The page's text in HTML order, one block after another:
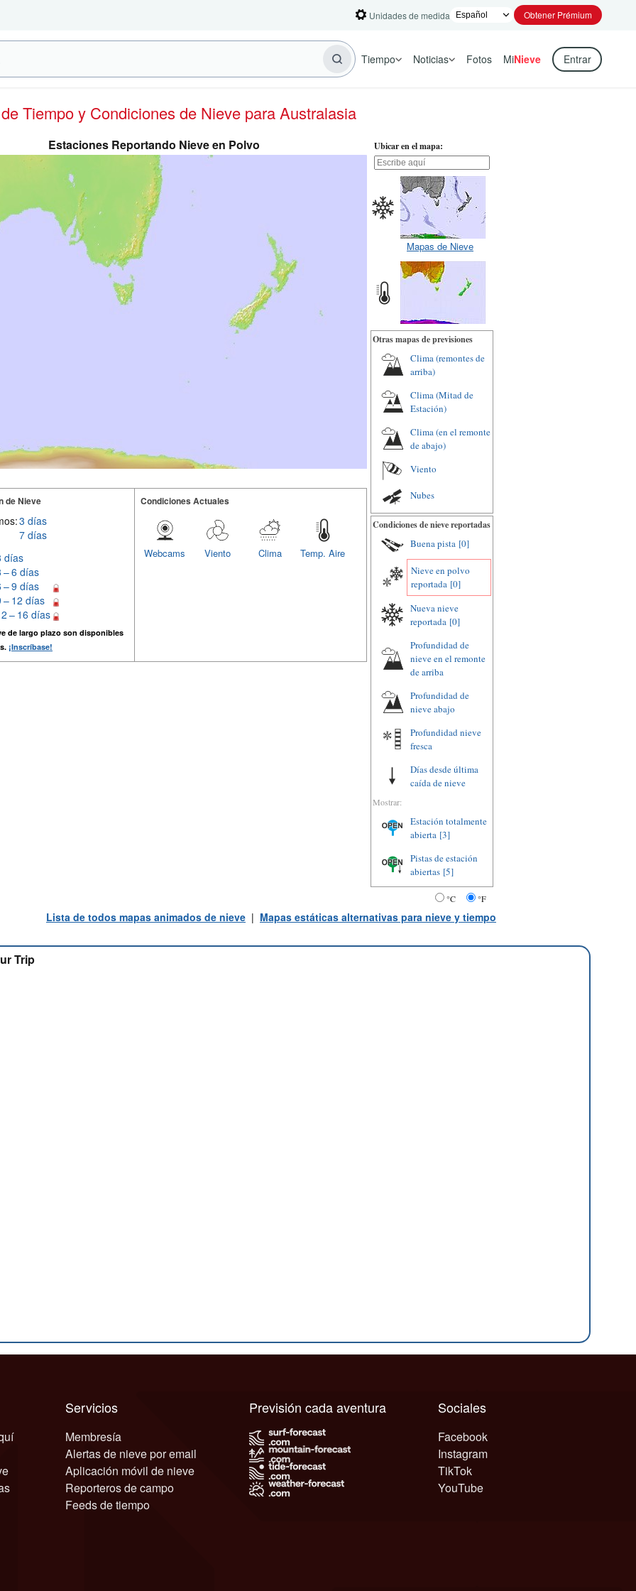
Unidades de medida Obtener Prémium
Tiempo Noticias Fotos MiNieve Entrar
de Tiempo y Condiciones de Nieve para Australasia
Estaciones Reportando Nieve en Polvo
de Nieve
3 días
7 días
días
– 6 días
– 9 días
– 12 días
– 16 días
de largo plazo son disponibles
¡Inscríbase!
Condiciones Actuales
Temp. Aire
Clima
Viento
Webcams
Ubicar en el mapa:
Mapas de Nieve
Otras mapas de previsiones
Clima (remontes de
arriba)
Clima (Mitad de
Estación)
Clima (en el remonte
de abajo)
Viento
Nubes
Condiciones de nieve reportadas
Buena pista [0]
Nieve en polvo
reportada [0]
Nueva nieve
reportada [0]
Profundidad de
nieve en el remonte
de arriba
Profundidad de
nieve abajo
Profundidad nieve
fresca
Días desde última
caída de nieve
Mostrar:
Estación totalmente
abierta [3]
Pistas de estación
abiertas [5]
°C °F
Lista de todos mapas animados de nieve | Mapas estáticas alternativas para nieve y tiempo
Trip
Servicios
Membresía
Alertas de nieve por email
Aplicación móvil de nieve
Reporteros de campo
Feeds de tiempo
Sociales
Facebook
Instagram
TikTok
YouTube
Previsión cada aventura